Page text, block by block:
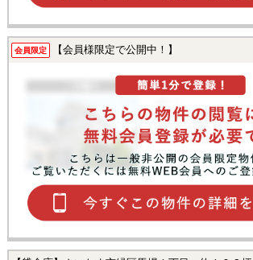
会員限定 【会員様限定で公開中！】